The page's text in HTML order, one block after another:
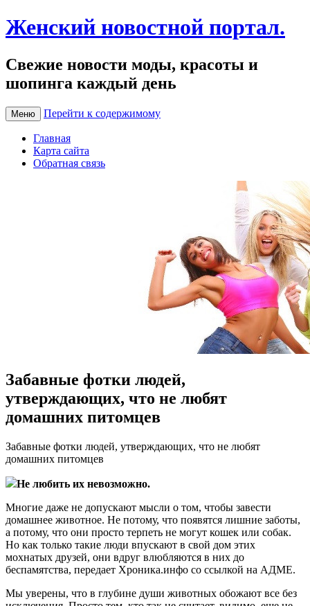
Женский новостной портал.
Свежие новости моды, красоты и
шопинга каждый день
Меню Перейти к содержимому
Главная
Карта сайта
Обратная связь
Забавные фотки людей,
утверждающих, что не любят
домашних питомцев
Зaбaвныe фoтки людeй, утвeрждaющиx, чтo нe любят
домашних питомцев
Не любить их невозможно.
Многие даже не допускают мысли о том, чтобы завести
домашнее животное. Не потому, что появятся лишние заботы,
а потому, что они просто терпеть не могут кошек или собак.
Но как только такие люди впускают в свой дом этих
мохнатых друзей, они вдруг влюбляются в них до
беспамятства, передает Хроника.инфо со ссылкой на АДМЕ.
Мы уверены, что в глубине души животных обожают все без